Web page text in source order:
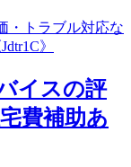
イスの評
費補助あ